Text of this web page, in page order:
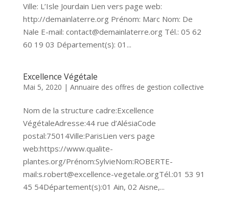
Ville: L’Isle Jourdain Lien vers page web:
http://demainlaterre.org Prénom: Marc Nom: De
Nale E-mail: contact@demainlaterre.org Tél.: 05 62
60 19 03 Département(s): 01...
Excellence Végétale
Mai 5, 2020 | Annuaire des offres de gestion collective
Nom de la structure cadre:Excellence
VégétaleAdresse:44 rue d’AlésiaCode
postal:75014Ville:ParisLien vers page
web:https://www.qualite-
plantes.org/Prénom:SylvieNom:ROBERTE-
mail:s.robert@excellence-vegetale.orgTél.:01 53 91
45 54Département(s):01 Ain, 02 Aisne,...